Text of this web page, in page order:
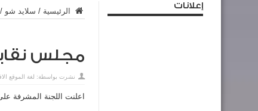
الرئيسية / سلايد شو /
مجلس
نشرت بواسطة: لغة الموقع
اعلنت اللجنة المشرفة
إعلانات